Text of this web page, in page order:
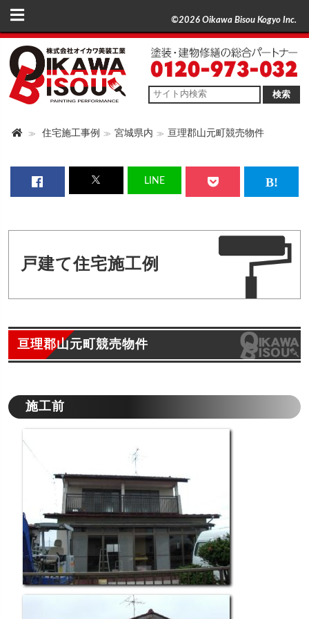
©2026 Oikawa Bisou Kogyo Inc.
検索
住宅施工事例 宮城県内 亘理郡山元町競売物件
LINE
戸建て住宅施工例
亘理郡山元町競売物件
施工前